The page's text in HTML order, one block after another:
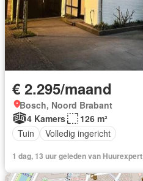
€ 2.295/maand
Bosch, Noord Brabant
4 Kamers
126 m²
Tuin
Volledig ingericht
1 dag, 13 uur geleden van Huurexpert